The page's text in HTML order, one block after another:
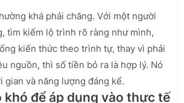
khá phải chăng. Với một người
tìm kiếm lộ trình rõ ràng như mình,
kiến thức theo trình tự, thay vì phải
nguồn, thì số tiền bỏ ra là hợp lý. Nó
và năng lượng đáng kể.
khó để áp dụng vào thực tế